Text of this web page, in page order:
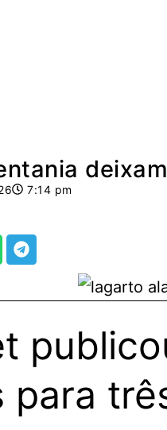
7:14 pm
para